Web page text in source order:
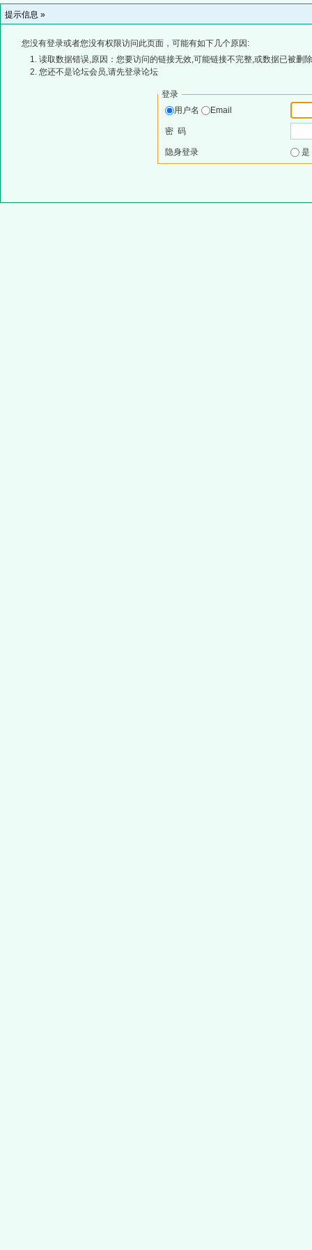
提示信息 »
您没有登录或者您没有权限访问此页面，可能有如下几个原因:
读取数据错误,原因：您要访问的链接无效,可能链接不完整,或数据已被删
您还不是论坛会员,请先登录论坛
登录
用户名
Email
密 码
隐身登录